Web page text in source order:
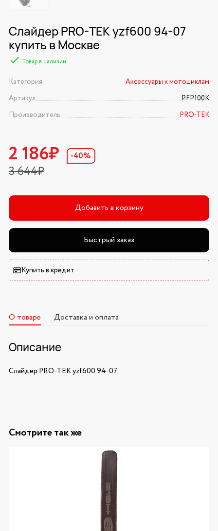
Слайдер PRO-TEK yzf600 94-07
купить в Москве
Товар в наличии
Категория
Аксессуары к мотоциклам
Артикул
PFP100K
Производитель
PRO-TEK
2 186₽
3 644₽
-40%
Добавить в корзину
Быстрый заказ
Купить в кредит
О товаре Доставка и оплата
Описание
Слайдер PRO-TEK yzf600 94-07
Смотрите так же